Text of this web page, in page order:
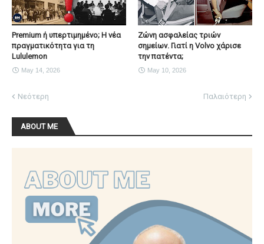
Premium ή υπερτιμημένο; Η νέα
πραγματικότητα για τη
Lululemon
May 14, 2026
Ζώνη ασφαλείας τριών
σημείων. Γιατί η Volvo χάρισε
την πατέντα;
May 10, 2026
Νεότερη Παλαιότερη
ABOUT ME